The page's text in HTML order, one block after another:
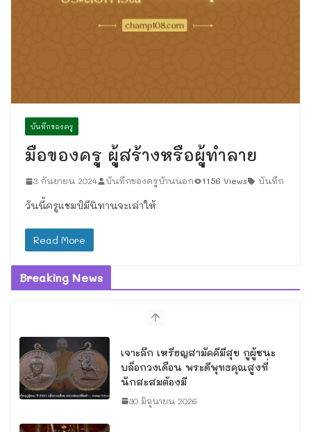
บันทึกของครู
มือของครู ผู้สร้างหรือผู้ทำลาย
3 กันยายน 2024 บันทึกของครูบ้านนอก 1156 Views บันทึก
วันนี้ครูแชมป์มีนิทานจะเล่าให้
Read More
Breaking News
เจาะลึก เหรียญสามัคคีมีสุข กูผู้ชนะ
บล็อกวงเดือน พระดีพุทธคุณสูงที่
นักสะสมต้องมี
30 มิถุนายน 2026